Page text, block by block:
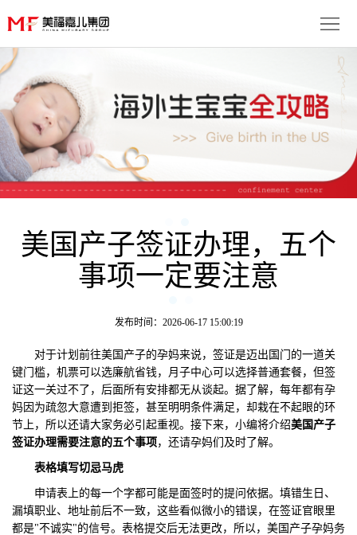
子
优
势
服
务
流
月
子
成
估
市
美国产子签证办理，五个
事项一定要注意
发布时间：2026-06-17 15:00:19
对于计划前往美国产子的孕妈来说，签证是迈出国门的一道关
键门槛，机票可以选廉航省钱，月子中心可以选择普通套餐，但签
证这一关过不了，后面所有安排都无从谈起。据了解，每年都有孕
妈因为疏忽大意遭到拒签，甚至明明条件满足，却栽在不起眼的环
节上，所以还请大家务必引起重视。接下来，小编将介绍美国产子
签证办理需要注意的五个事项，还请孕妈们及时了解。
表格填写切忌马虎
申请表上的每一个字都可能是面签时的提问依据。填错生日、
漏填职业、地址前后不一致，这些看似微小的错误，在签证官眼里
都是"不诚实"的信号。表格提交后无法更改，所以，美国产子孕妈务